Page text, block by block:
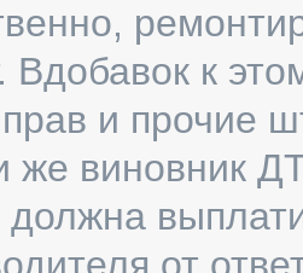
Вдобавок к
и прочие
же виновник
должна